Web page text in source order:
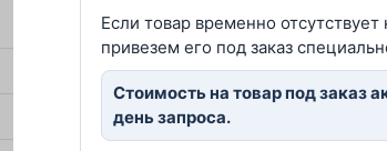
Если товар временно
привезем его под заказ
Стоимость на товар под заказ
день запроса.